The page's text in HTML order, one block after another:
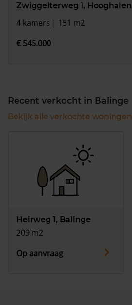
Zwiggelterweg 1, Hooghalen
4 kamers | 151 m2
€ 545.000
Recent verkocht in Balinge
Bekijk alle verkochte woningen
Heirweg 1, Balinge
209 m2
Op aanvraag